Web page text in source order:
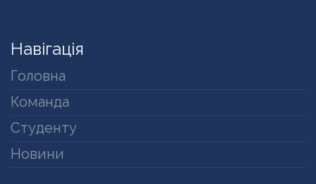
Навігація
Головна
Команда
Студенту
Новини